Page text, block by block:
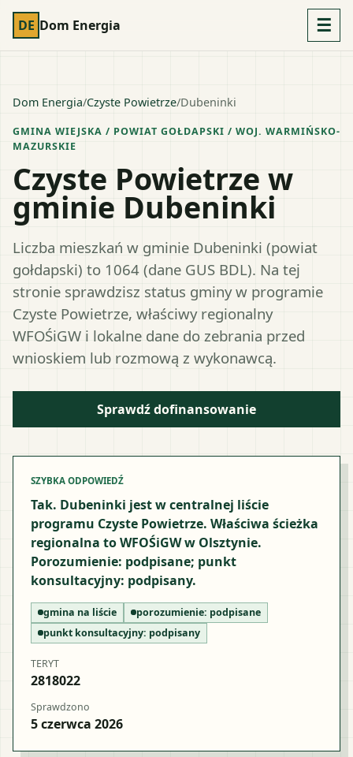
DE Dom Energia ☰
Dom Energia/Czyste Powietrze/Dubeninki
GMINA WIEJSKA / POWIAT GOŁDAPSKI / WOJ. WARMIŃSKO-
MAZURSKIE
Czyste Powietrze w
gminie Dubeninki
Liczba mieszkań w gminie Dubeninki (powiat
gołdapski) to 1064 (dane GUS BDL). Na tej
stronie sprawdzisz status gminy w programie
Czyste Powietrze, właściwy regionalny
WFOŚiGW i lokalne dane do zebrania przed
wnioskiem lub rozmową z wykonawcą.
Sprawdź dofinansowanie
SZYBKA ODPOWIEDŹ
Tak. Dubeninki jest w centralnej liście
programu Czyste Powietrze. Właściwa ścieżka
regionalna to WFOŚiGW w Olsztynie.
Porozumienie: podpisane; punkt
konsultacyjny: podpisany.
gmina na liście porozumienie: podpisane
punkt konsultacyjny: podpisany
TERYT
2818022
Sprawdzono
5 czerwca 2026